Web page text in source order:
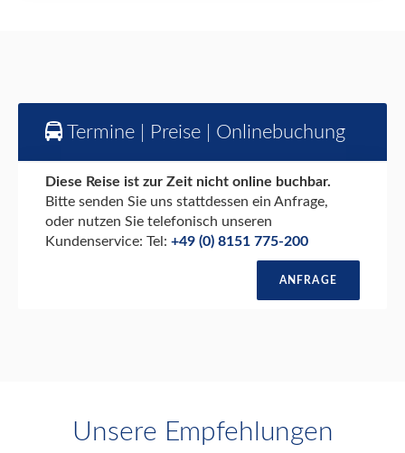
Termine | Preise | Onlinebuchung
Diese Reise ist zur Zeit nicht online buchbar.
Bitte senden Sie uns stattdessen ein Anfrage,
oder nutzen Sie telefonisch unseren
Kundenservice: Tel: +49 (0) 8151 775-200
ANFRAGE
Unsere Empfehlungen